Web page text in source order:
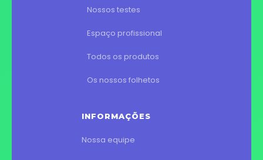
Nossos testes
Espaço profissional
Todos os produtos
Os nossos folhetos
INFORMAÇÕES
Nossa equipe